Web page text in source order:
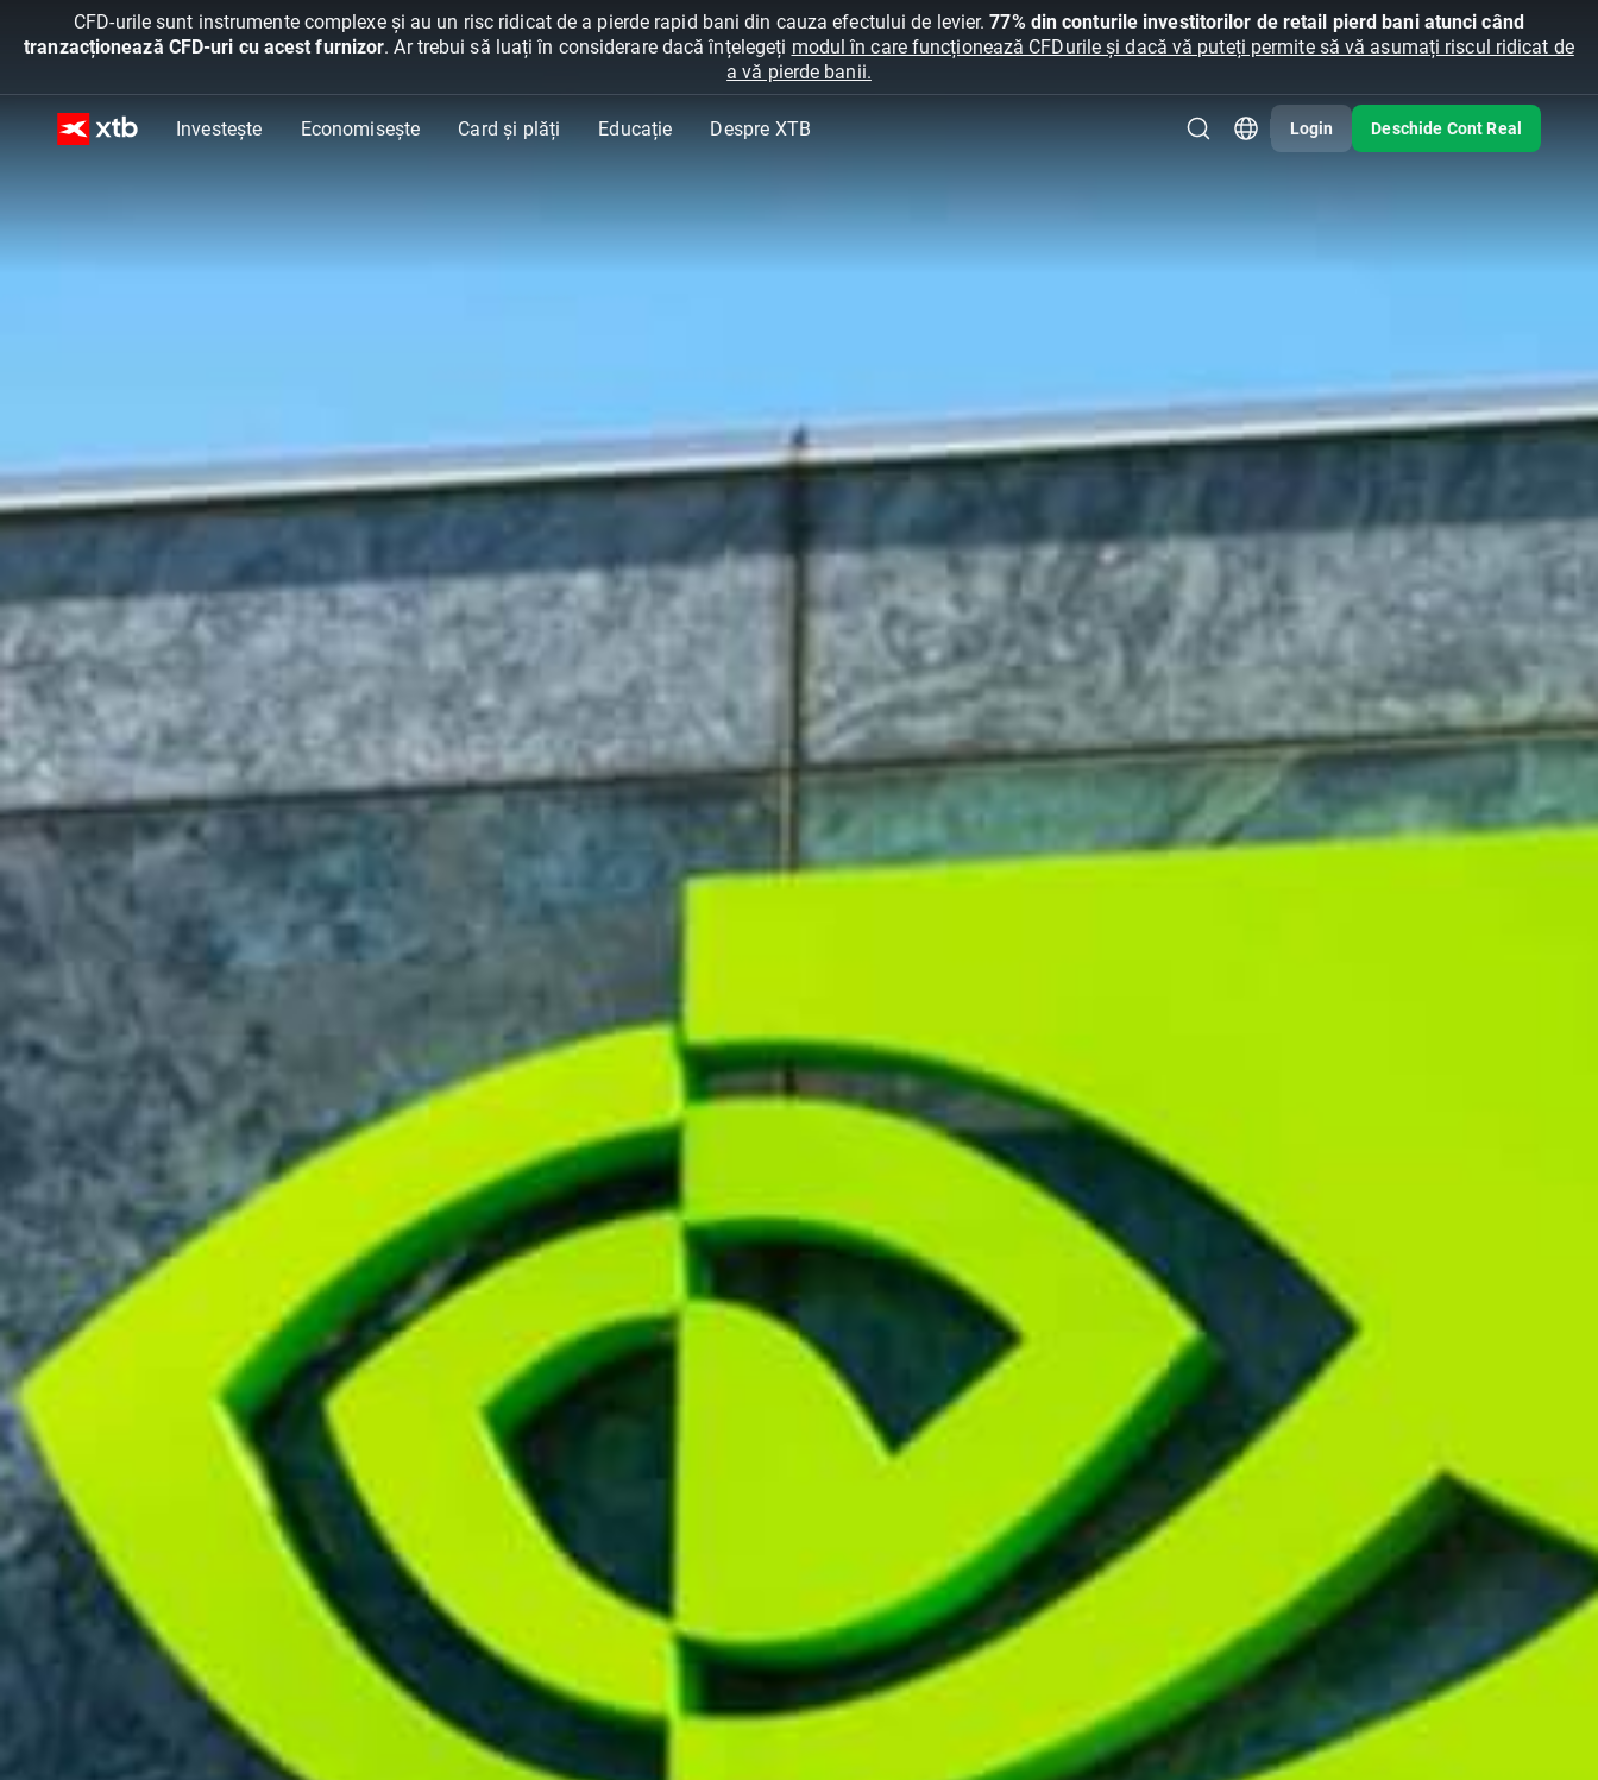
CFD-urile sunt instrumente complexe și au un risc ridicat de a pierde rapid bani din cauza efectului de levier.77% din conturile investitorilor de retail pierd bani atunci când
tranzacționează CFD-uri cu acest furnizor. Ar trebui să luați în considerare dacă înțelegeți modul în care funcționează CFDurile și dacă vă puteți permite să vă asumați riscul ridicat de
a vă pierde banii.
Investește Economisește Card și plăți Educație Despre XTB Login Deschide Cont Real